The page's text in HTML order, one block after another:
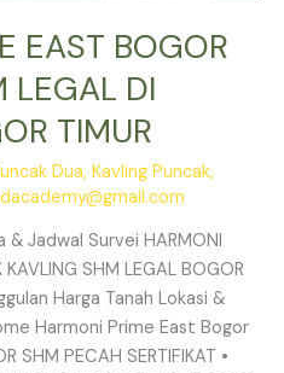
EAST BOGOR
LEGAL DI
TIMUR
Dua,Kavling Puncak,
& Jadwal Survei HARMONI
KAVLING SHM LEGAL BOGOR
Harga Tanah Lokasi &
Harmoni Prime East Bogor
SHM PECAH SERTIFIKAT •